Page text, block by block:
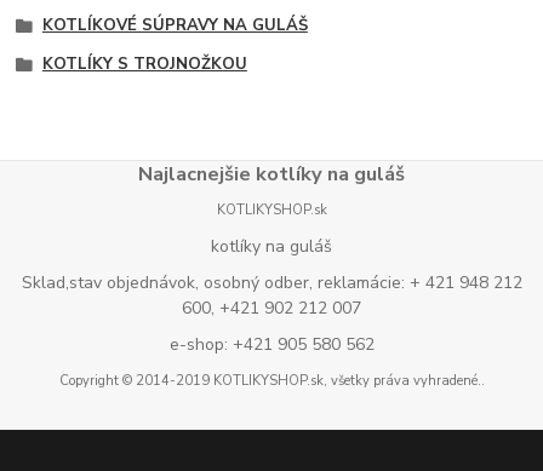
KOTLÍKOVÉ SÚPRAVY NA GULÁŠ
KOTLÍKY S TROJNOŽKOU
Najlacnejšie kotlíky na guláš
KOTLIKYSHOP.sk
kotlíky na guláš
Sklad,stav objednávok, osobný odber, reklamácie: + 421 948 212
600, +421 902 212 007
e-shop: +421 905 580 562
Copyright © 2014-2019 KOTLIKYSHOP.sk, všetky práva vyhradené..